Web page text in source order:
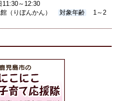
11:30～12:30
（りぼんかん） 対象年齢
1～2